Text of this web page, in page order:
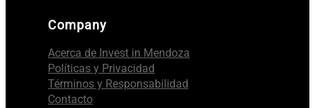
Company
Acerca de Invest in Mendoza
Políticas y Privacidad
Términos y Responsabilidad
Contacto